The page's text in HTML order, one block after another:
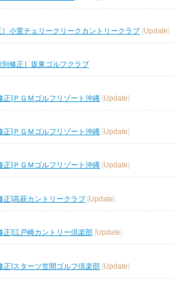
］小萱チェリークリークカントリークラブ [Update]
別修正］坂東ゴルフクラブ
正]ＰＧＭゴルフリゾート沖縄 [Update]
正]ＰＧＭゴルフリゾート沖縄 [Update]
正]ＰＧＭゴルフリゾート沖縄 Update
正]高萩カントリークラブ [Update]
正]江戸崎カントリー倶楽部 Update
正]スターツ笠間ゴルフ倶楽部 [Update]